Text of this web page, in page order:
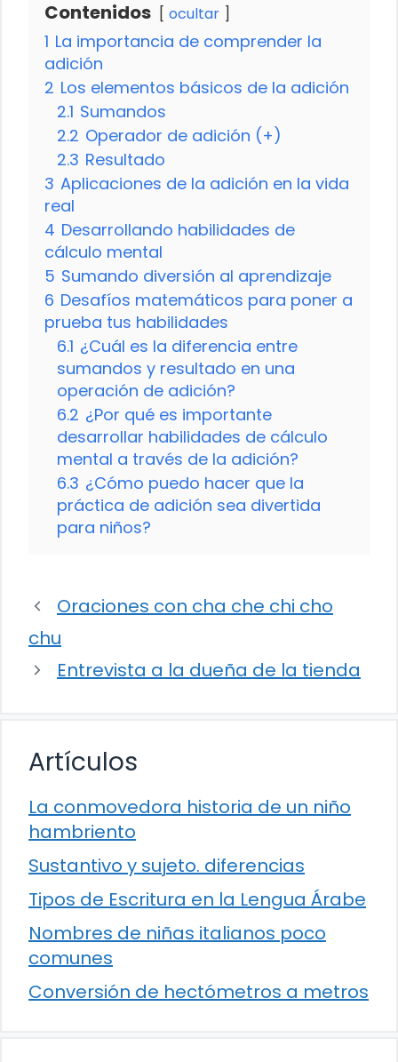
Contenidos ocultar
1 La importancia de comprender la
adición
2 Los elementos básicos de la adición
2.1 Sumandos
2.2 Operador de adición (+)
2.3 Resultado
3 Aplicaciones de la adición en la vida
real
4 Desarrollando habilidades de
cálculo mental
5 Sumando diversión al aprendizaje
6 Desafíos matemáticos para poner a
prueba tus habilidades
6.1 ¿Cuál es la diferencia entre
sumandos y resultado en una
operación de adición?
6.2 ¿Por qué es importante
desarrollar habilidades de cálculo
mental a través de la adición?
6.3 ¿Cómo puedo hacer que la
práctica de adición sea divertida
para niños?
Oraciones con cha che chi cho
chu
Entrevista a la dueña de la tienda
Artículos
La conmovedora historia de un niño
hambriento
Sustantivo y sujeto. diferencias
Tipos de Escritura en la Lengua Árabe
Nombres de niñas italianos poco
comunes
Conversión de hectómetros a metros